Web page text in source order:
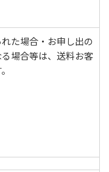
た場合・お申し出の
場合等は、送料お客